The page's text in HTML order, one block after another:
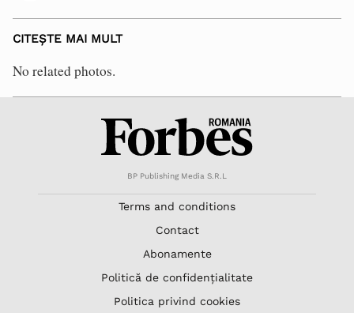
CITEȘTE MAI MULT
No related photos.
BP Publishing Media S.R.L
Terms and conditions
Contact
Abonamente
Politică de confidențialitate
Politica privind cookies